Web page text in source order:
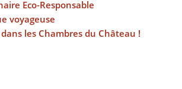
Eco-Responsable
voyageuse
les Chambres du Château !